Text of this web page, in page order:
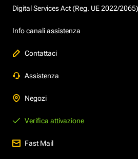
Digital Services Act (Reg. UE 2022/2065)
Info canali assistenza
Contattaci
Assistenza
Negozi
Verifica attivazione
Fast Mail